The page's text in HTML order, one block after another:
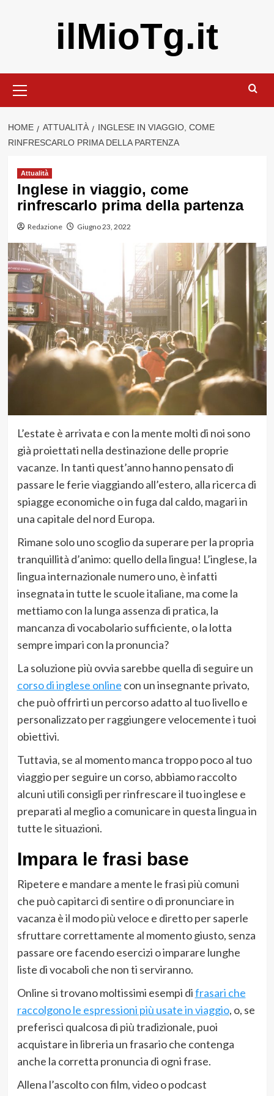
ilMioTg.it
principale
HOME ATTUALITÀ
INGLESE IN VIAGGIO, COME
RINFRESCARLO PRIMA DELLA PARTENZA
Attualità
Inglese in viaggio, come
rinfrescarlo prima della partenza
Redazione Giugno 23, 2022
L’estate è arrivata e con la mente molti di noi sono
già proiettati nella destinazione delle proprie
vacanze. In tanti quest’anno hanno pensato di
passare le ferie viaggiando all’estero, alla ricerca di
spiagge economiche o in fuga dal caldo, magari in
una capitale del nord Europa.
Rimane solo uno scoglio da superare per la propria
tranquillità d’animo: quello della lingua! L’inglese, la
lingua internazionale numero uno, è infatti
insegnata in tutte le scuole italiane, ma come la
mettiamo con la lunga assenza di pratica, la
mancanza di vocabolario sufficiente, o la lotta
sempre impari con la pronuncia?
La soluzione più ovvia sarebbe quella di seguire un
corso di inglese online con un insegnante privato,
che può offrirti un percorso adatto al tuo livello e
personalizzato per raggiungere velocemente i tuoi
obiettivi.
Tuttavia, se al momento manca troppo poco al tuo
viaggio per seguire un corso, abbiamo raccolto
alcuni utili consigli per rinfrescare il tuo inglese e
preparati al meglio a comunicare in questa lingua in
tutte le situazioni.
Impara le frasi base
Ripetere e mandare a mente le frasi più comuni
che può capitarci di sentire o di pronunciare in
vacanza è il modo più veloce e diretto per saperle
sfruttare correttamente al momento giusto, senza
passare ore facendo esercizi o imparare lunghe
liste di vocaboli che non ti serviranno.
Online si trovano moltissimi esempi difrasari che
raccolgono le espressioni più usate in viaggio, o, se
preferisci qualcosa di più tradizionale, puoi
acquistare in libreria un frasario che contenga
anche la corretta pronuncia di ogni frase.
Allena l’ascolto con film, video o podcast